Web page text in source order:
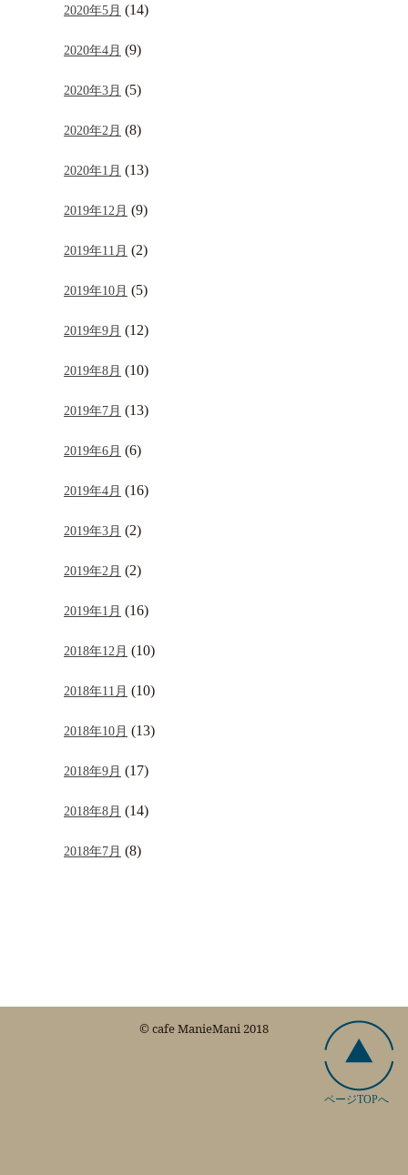
2020年5月 (14)
2020年4月 (9)
2020年3月 (5)
2020年2月 (8)
2020年1月 (13)
2019年12月 (9)
2019年11月 (2)
2019年10月 (5)
2019年9月 (12)
2019年8月 (10)
2019年7月 (13)
2019年6月 (6)
2019年4月 (16)
2019年3月 (2)
2019年2月 (2)
2019年1月 (16)
2018年12月 (10)
2018年11月 (10)
2018年10月 (13)
2018年9月 (17)
2018年8月 (14)
2018年7月 (8)
ページTOPへ
© cafe ManieMani 2018